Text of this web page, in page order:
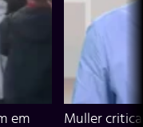
em
Muller